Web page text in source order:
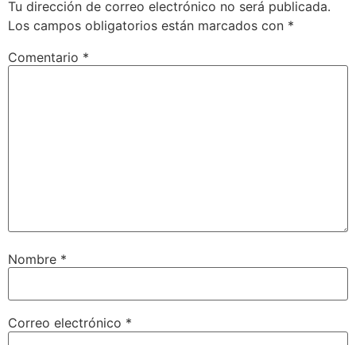
Tu dirección de correo electrónico no será publicada.
Los campos obligatorios están marcados con *
Comentario *
Nombre *
Correo electrónico *